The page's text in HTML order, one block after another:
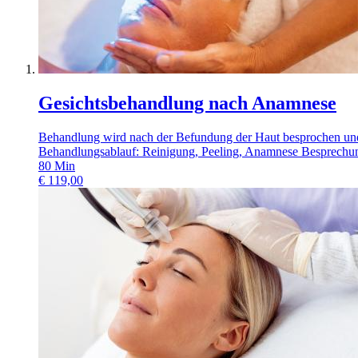
Gesichtsbehandlung nach Anamnese
Behandlung wird nach der Befundung der Haut besprochen
Behandlungsablauf: Reinigung, Peeling, Anamnese
80 Min
€ 119,00